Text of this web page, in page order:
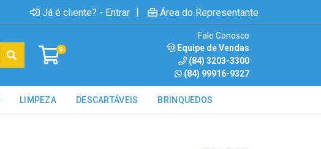
Já é cliente? - Entrar | Área do Representante
0
Fale Conosco
Equipe de Vendas
(84) 3203-3300
(84) 99916-9327
LIMPEZA DESCARTÁVEIS BRINQUEDOS